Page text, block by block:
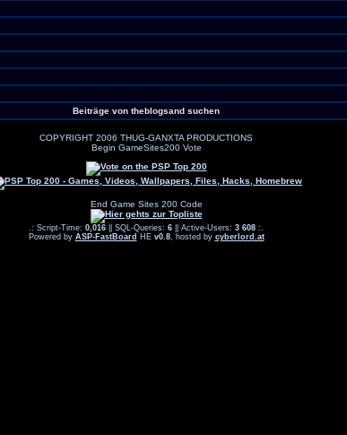
Beiträge von theblogsand suchen
COPYRIGHT 2006 THUG-GANXTA PRODUCTIONS
Begin GameSites200 Vote
End Game Sites 200 Code
.: Script-Time: 0,016 || SQL-Queries: 6 || Active-Users: 3 608 :.
Powered by ASP-FastBoard HE v0.8, hosted by cyberlord.at